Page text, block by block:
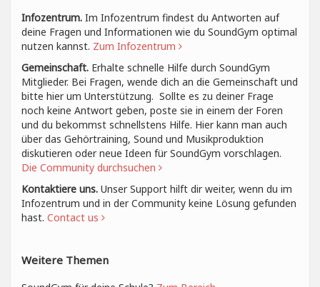
Infozentrum. Im Infozentrum findest du Antworten auf
deine Fragen und Informationen wie du SoundGym optimal
nutzen kannst. Zum Infozentrum
Gemeinschaft. Erhalte schnelle Hilfe durch SoundGym
Mitglieder. Bei Fragen, wende dich an die Gemeinschaft und
bitte hier um Unterstützung. Sollte es zu deiner Frage
noch keine Antwort geben, poste sie in einem der Foren
und du bekommst schnellstens Hilfe. Hier kann man auch
über das Gehörtraining, Sound und Musikproduktion
diskutieren oder neue Ideen für SoundGym vorschlagen.
Die Community durchsuchen
Kontaktiere uns. Unser Support hilft dir weiter, wenn du im
Infozentrum und in der Community keine Lösung gefunden
hast. Contact us
Weitere Themen